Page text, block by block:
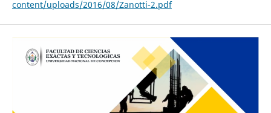
content/uploads/2016/08/Zanotti-2.pdf